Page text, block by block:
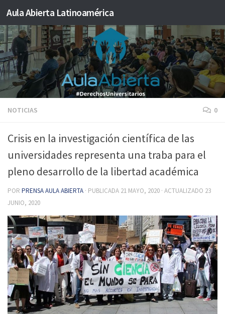
Saltar al contenido
Aula Abierta Latinoamérica
NOTICIAS 0
Crisis en la investigación científica de las
universidades representa una traba para el
pleno desarrollo de la libertad académica
POR PRENSA AULA ABIERTA · PUBLICADA 21 MAYO, 2020 · ACTUALIZADO 23
JUNIO, 2020